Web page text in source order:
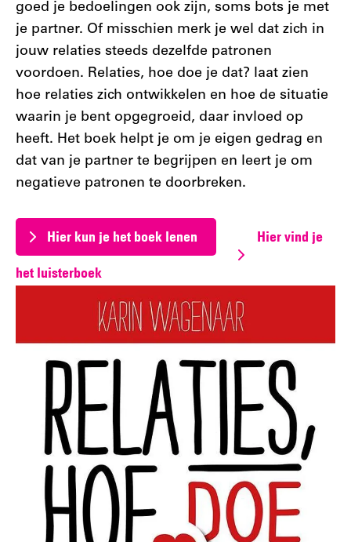
goed je bedoelingen ook zijn, soms bots je met
je partner. Of misschien merk je wel dat zich in
jouw relaties steeds dezelfde patronen
voordoen. Relaties, hoe doe je dat? laat zien
hoe relaties zich ontwikkelen en hoe de situatie
waarin je bent opgegroeid, daar invloed op
heeft. Het boek helpt je om je eigen gedrag en
dat van je partner te begrijpen en leert je om
negatieve patronen te doorbreken.
Hier kun je het boek lenen
Hier vind je
het luisterboek